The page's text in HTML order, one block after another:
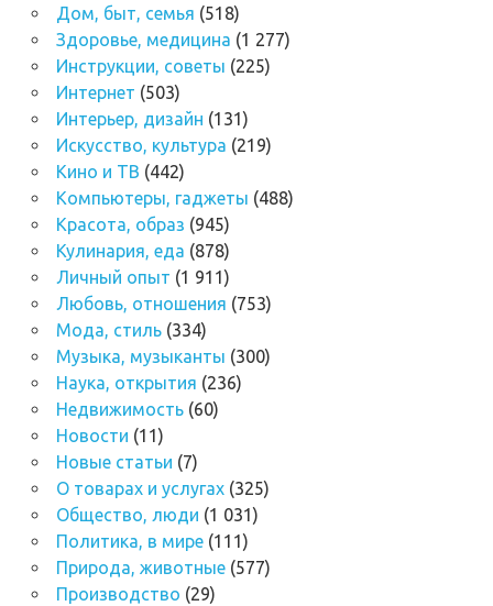
Дом, быт, семья (518)
Здоровье, медицина (1 277)
Инструкции, советы (225)
Интернет (503)
Интерьер, дизайн (131)
Искусство, культура (219)
Кино и ТВ (442)
Компьютеры, гаджеты (488)
Красота, образ (945)
Кулинария, еда (878)
Личный опыт (1 911)
Любовь, отношения (753)
Мода, стиль(334)
Музыка, музыканты (300)
Наука, открытия (236)
Недвижимость(60)
Новости (11)
Новые статьи (7)
О товарах и услугах(325)
Общество, люди (1 031)
Политика, в мире(111)
Природа, животные(577)
Производство (29)